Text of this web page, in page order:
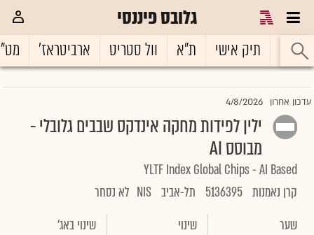
גלובס פיננסי
ראשי תיק אישי ת"א וול סטריט ארביטראז'
עדכון אחרון 4/8/2026
ילין לפידות מחקה אינדקס שבבים גלובלי -
מבוסס AI
YLTF Index Global Chips - AI Based
קרן נאמנות 5136395 תל-אביב NIS לא נסחר
שער
שינוי שינוי באג'